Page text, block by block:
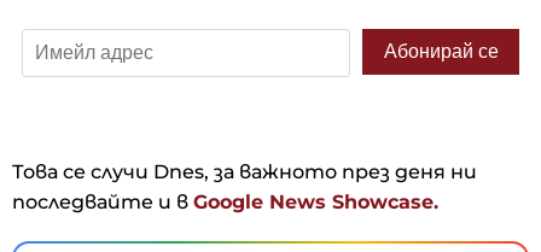
Това се случи Dnes, за важното през деня ни
последвайте и в Google News Showcase.